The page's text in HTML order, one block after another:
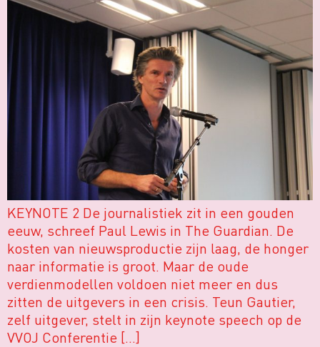
KEYNOTE 2 De journalistiek zit in een gouden
eeuw, schreef Paul Lewis in The Guardian. De
kosten van nieuwsproductie zijn laag, de honger
naar informatie is groot. Maar de oude
verdienmodellen voldoen niet meer en dus
zitten de uitgevers in een crisis. Teun Gautier,
zelf uitgever, stelt in zijn keynote speech op de
VVOJ Conferentie […]